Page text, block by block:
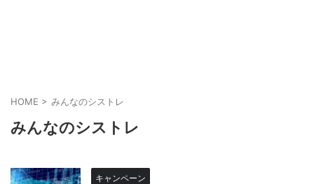
HOME > みんなのシストレ
みんなのシストレ
キャンペーン